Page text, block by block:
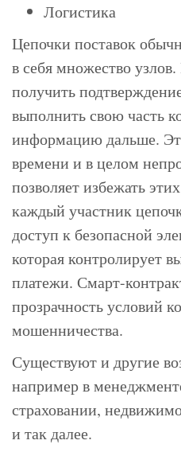
Логистика
Цепочки поставок
в себя множество
получить
выполнить свою часть
информацию дальше.
времени и в целом
позволяет избежать
каждый участник
доступ к безопасной
которая контролирует
платежи. Смарт-
прозрачность условий
мошенничества.
Существуют и другие
например в
страховании,
и так далее.